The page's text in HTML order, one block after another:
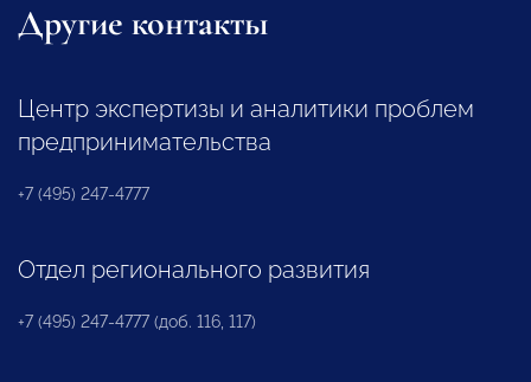
Другие контакты
Центр экспертизы и аналитики проблем
предпринимательства
+7 (495) 247-4777
Отдел регионального развития
+7 (495) 247-4777 (доб. 116, 117)